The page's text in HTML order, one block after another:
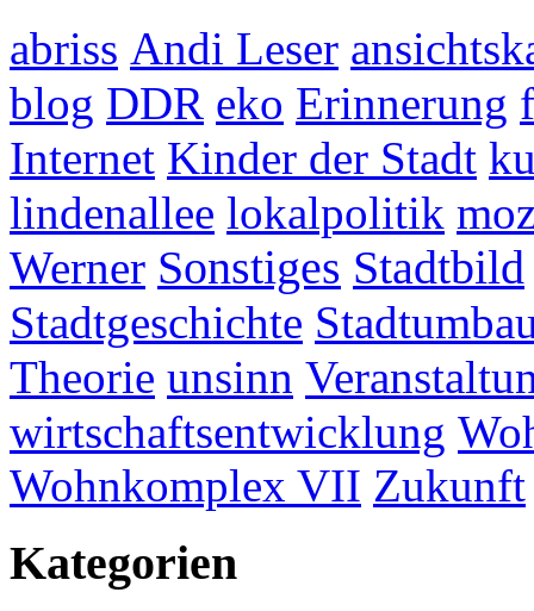
abriss Andi Leser
blog DDR eko Erinnerung
Internet Kinder der Stadt
lindenallee lokalpolitik
Werner Sonstiges Stadtbild
Stadtgeschichte
Theorie unsinn
wirtschaftsentwicklung
Wohnkomplex VII Zukunft
Kategorien